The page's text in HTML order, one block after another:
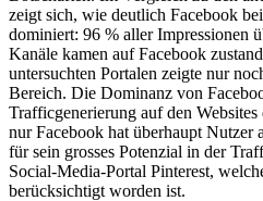
zeigt sich, wie deutlich Facebook
dominiert: 96 % aller Impressionen
Kanäle kamen auf Facebook
untersuchten Portalen zeigte nur
Bereich. Die Dominanz von
Trafficgenerierung auf den
nur Facebook hat überhaupt Nutzer
für sein grosses Potenzial in der
Social-Media-Portal Pinterest,
berücksichtigt worden ist.